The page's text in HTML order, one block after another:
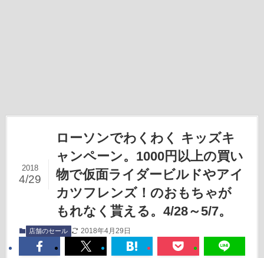
ローソンでわくわく キッズキ
ャンペーン。1000円以上の買い
物で仮面ライダービルドやアイ
カツフレンズ！のおもちゃが
もれなく貰える。4/28～5/7。
2018
4/29
店舗のセール 2018年4月29日